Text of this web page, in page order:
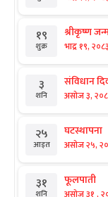
१९
शुक्र
श्रीकृष्ण
भाद्र १९, २०८३
३
शनि
संविधान
असोज ३,
२५
आइत
घटस्थापना
असोज २५,
३१
शनि
फूलपाती
असोज ३१ ,